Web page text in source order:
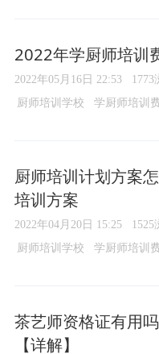
2022年学厨师培训
2022年05月16日 22:53 1773
厨师培训学校 学厨师培训
厨师培训计划方案
培训方案
2022年04月20日 15:25 1525
厨师培训学校 学厨师培训
茶艺师资格证有用
【详解】